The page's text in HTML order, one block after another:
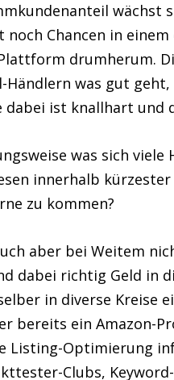
wächst
noch Chancen in
drumherum.
was gut
dabei ist knallhart und
was sich
innerhalb
zu kommen?
aber bei Weitem
dabei richtig Geld in
in diverse Kreise
bereits ein Amazon-
Listing-Optimierung
Clubs,